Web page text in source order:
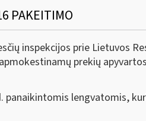
PAKEITIMO
inspekcijos prie Lietuvos
prekių
lengvatomis,